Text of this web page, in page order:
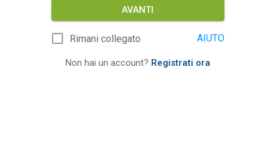
AVANTI
Rimani collegato AIUTO
Non hai un account? Registrati ora